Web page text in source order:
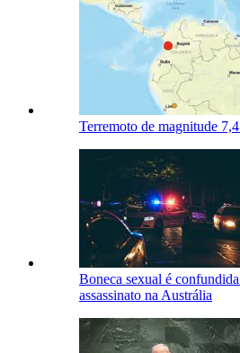
Terremoto de magnitude
Boneca sexual é
assassinato na Austrália